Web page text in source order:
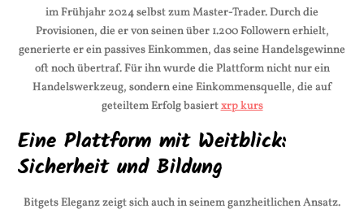
im Frühjahr 2024 selbst zum Master-Trader. Durch die
Provisionen, die er von seinen über 1.200 Followern erhielt,
generierte er ein passives Einkommen, das seine Handelsgewinne
oft noch übertraf. Für ihn wurde die Plattform nicht nur ein
Handelswerkzeug, sondern eine Einkommensquelle, die auf
geteiltem Erfolg basiertxrp kurs
Eine Plattform mit Weitblick:
Sicherheit und Bildung
Bitgets Eleganz zeigt sich auch in seinem ganzheitlichen Ansatz.